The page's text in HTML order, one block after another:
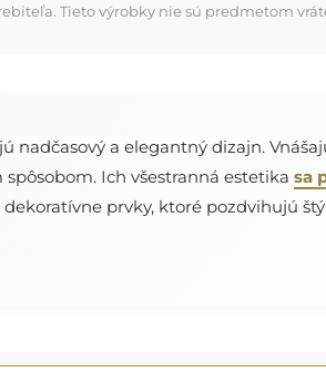
Tieto výrobky nie sú predmetom
nadčasový a elegantný dizajn.
Ich všestranná estetika sa
prvky, ktoré pozdvihujú